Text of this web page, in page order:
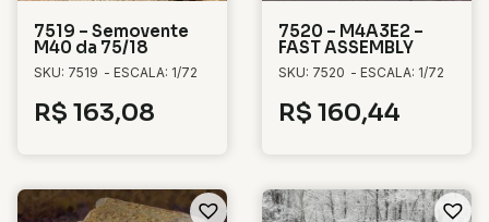
7519 – Semovente
M40 da 75/18
SKU: 7519 - ESCALA: 1/72
R$ 163,08
7520 – M4A3E2 –
FAST ASSEMBLY
SKU: 7520 - ESCALA: 1/72
R$ 160,44